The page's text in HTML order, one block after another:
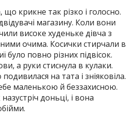
що крикне так різко і голосно.
магазину. Коли вони
високе худеньке дівча з
очима. Косички стирчали в
було повно різних підвісок.
а руки стиснула в кулаки.
на тата і зніяковіла.
маленькою й беззахисною.
доньці, і вона